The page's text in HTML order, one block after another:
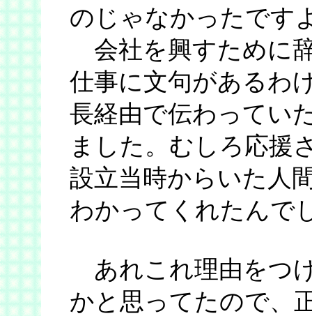
のじゃなかったです
会社を興すために
仕事に文句があるわ
長経由で伝わってい
ました。むしろ応援
設立当時からいた人
わかってくれたんで
あれこれ理由をつ
かと思ってたので、